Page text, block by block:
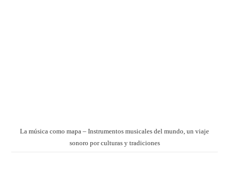
La música como mapa – Instrumentos musicales del mundo, un viaje
sonoro por culturas y tradiciones